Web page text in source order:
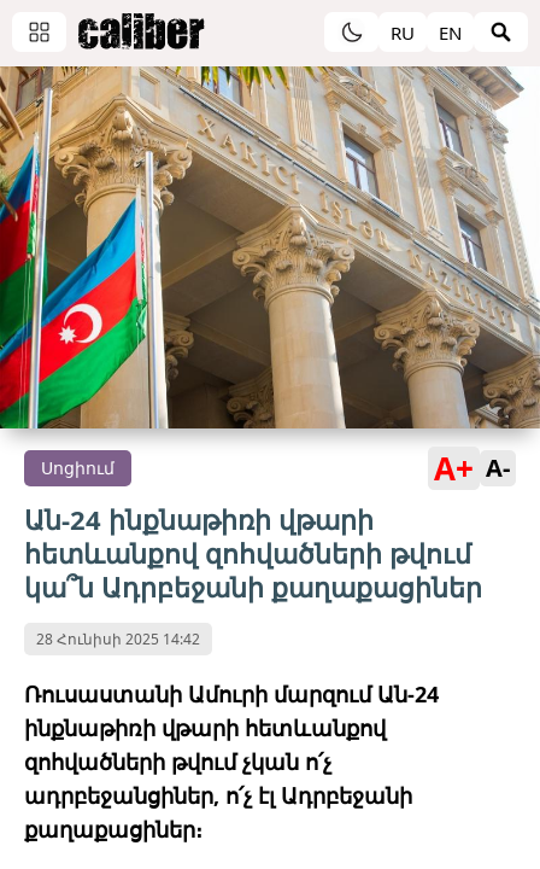
RU EN
Սոցիում A+ A-
Ան-24 ինքնաթիռի վթարի
հետևանքով զոհվածների թվում
կա՞ն Ադրբեջանի քաղաքացիներ
28 Հունիսի 2025 14:42
Ռուսաստանի Ամուրի մարզում Ան-24
ինքնաթիռի վթարի հետևանքով
զոհվածների թվում չկան ո՛չ
ադրբեջանցիներ, ո՛չ էլ Ադրբեջանի
քաղաքացիներ։